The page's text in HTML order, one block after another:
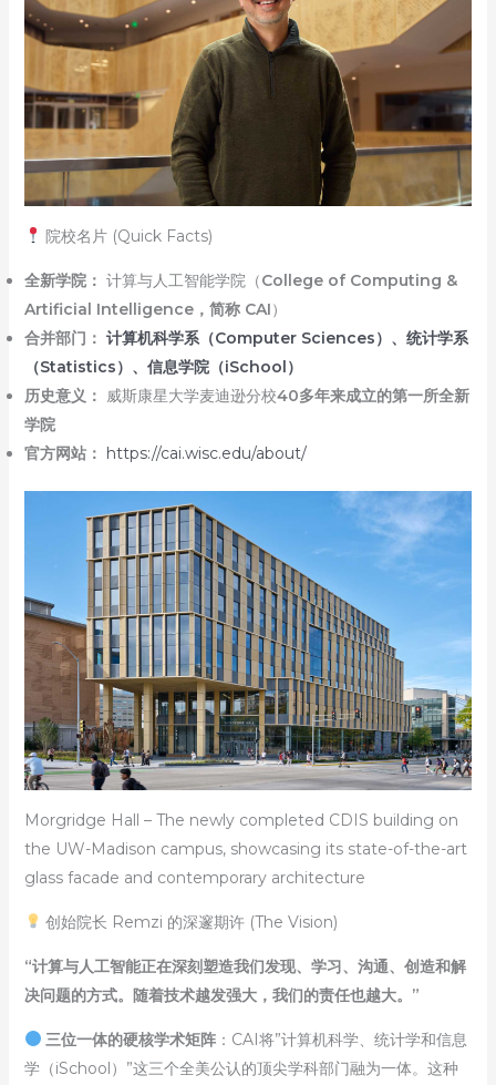
院校名片 (Quick Facts)
全新学院： 计算与人工智能学院（College of Computing &
Artificial Intelligence，简称 CAI）
合并部门： 计算机科学系（Computer Sciences）、统计学系
（Statistics）、信息学院（iSchool）
历史意义： 威斯康星大学麦迪逊分校40多年来成立的第一所全新
学院
官方网站： https://cai.wisc.edu/about/
Morgridge Hall – The newly completed CDIS building on
the UW-Madison campus, showcasing its state-of-the-art
glass facade and contemporary architecture
创始院长 Remzi 的深邃期许 (The Vision)
“计算与人工智能正在深刻塑造我们发现、学习、沟通、创造和解
决问题的方式。随着技术越发强大，我们的责任也越大。”
三位一体的硬核学术矩阵 ：CAI将”计算机科学、统计学和信息
学（iSchool）”这三个全美公认的顶尖学科部门融为一体。这种